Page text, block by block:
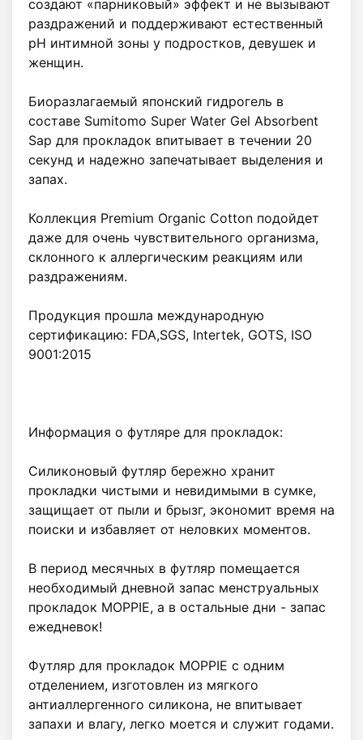
создают «парниковый» эффект и не вызывают
раздражений и поддерживают естественный
pH интимной зоны у подростков, девушек и
женщин.
Биоразлагаемый японский гидрогель в
составе Sumitomo Super Water Gel Absorbent
Sap для прокладок впитывает в течении 20
секунд и надежно запечатывает выделения и
запах.
Коллекция Premium Organic Cotton подойдет
даже для очень чувствительного организма,
склонного к аллергическим реакциям или
раздражениям.
Продукция прошла международную
сертификацию: FDA,SGS, Intertek, GOTS, ISO
9001:2015
Информация о футляре для прокладок:
Силиконовый футляр бережно хранит
прокладки чистыми и невидимыми в сумке,
защищает от пыли и брызг, экономит время на
поиски и избавляет от неловких моментов.
В период месячных в футляр помещается
необходимый дневной запас менструальных
прокладок MOPPIE, а в остальные дни - запас
ежедневок!
Футляр для прокладок MOPPIE с одним
отделением, изготовлен из мягкого
антиаллергенного силикона, не впитывает
запахи и влагу, легко моется и служит годами.